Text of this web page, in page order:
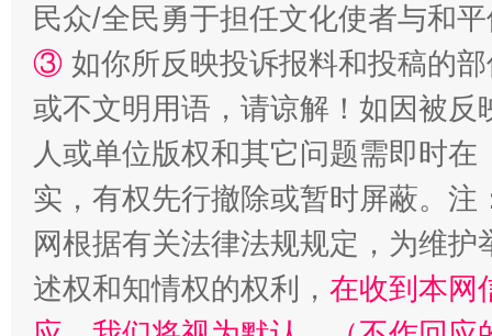
民众/全民勇于担任文化使者与和
③ 如你所反映投诉报料和投稿的
或不文明用语，请谅解！如因被
人或单位版权和其它问题需即时在
实，有权先行撤除或暂时屏蔽。
网根据有关法律法规规定，为维
述权和知情权的权利， 在收到本网